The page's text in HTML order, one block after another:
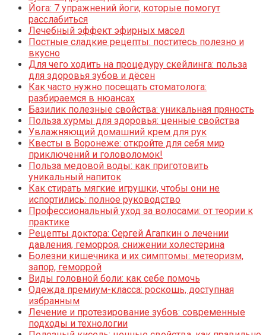
Йога: 7 упражнений йоги, которые помогут
расслабиться
Лечебный эффект эфирных масел
Постные сладкие рецепты: поститесь полезно и
вкусно
Для чего ходить на процедуру скейлинга: польза
для здоровья зубов и дёсен
Как часто нужно посещать стоматолога:
разбираемся в нюансах
Базилик полезные свойства: уникальная пряность
Польза хурмы для здоровья: ценные свойства
Увлажняющий домашний крем для рук
Квесты в Воронеже: откройте для себя мир
приключений и головоломок!
Польза медовой воды: как приготовить
уникальный напиток
Как стирать мягкие игрушки, чтобы они не
испортились: полное руководство
Профессиональный уход за волосами: от теории к
практике
Рецепты доктора: Сергей Агапкин о лечении
давления, геморроя, снижении холестерина
Болезни кишечника и их симптомы: метеоризм,
запор, геморрой
Виды головной боли: как себе помочь
Одежда премиум-класса: роскошь, доступная
избранным
Лечение и протезирование зубов: современные
подходы и технологии